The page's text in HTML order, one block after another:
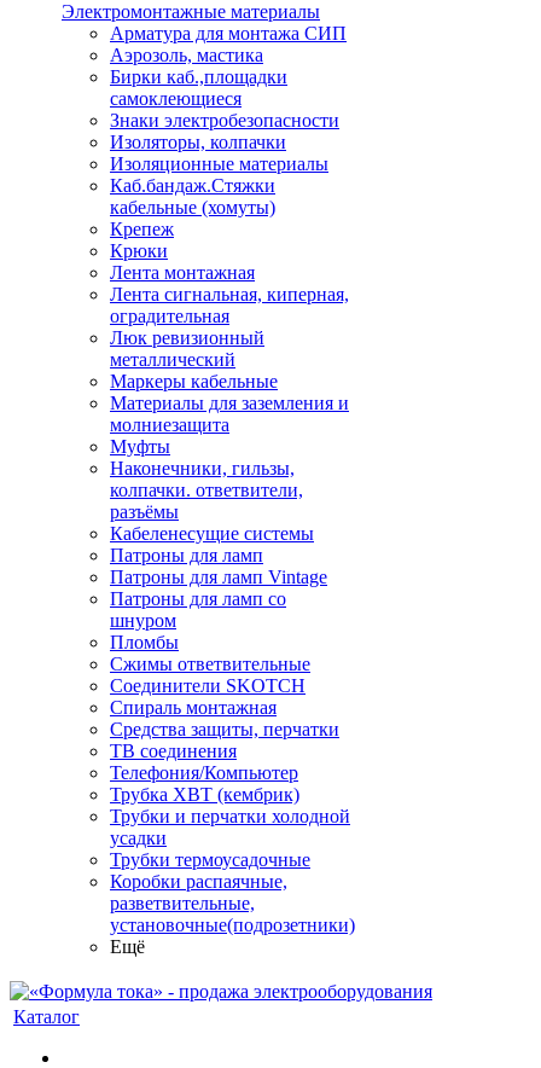
Электромонтажные материалы
Арматура для монтажа СИП
Аэрозоль, мастика
Бирки каб.,площадки
самоклеющиеся
Знаки электробезопасности
Изоляторы, колпачки
Изоляционные материалы
Каб.бандаж.Стяжки
кабельные (хомуты)
Крепеж
Крюки
Лента монтажная
Лента сигнальная, киперная,
оградительная
Люк ревизионный
металлический
Маркеры кабельные
Материалы для заземления и
молниезащита
Муфты
Наконечники, гильзы,
колпачки. ответвители,
разъёмы
Кабеленесущие системы
Патроны для ламп
Патроны для ламп Vintage
Патроны для ламп со
шнуром
Пломбы
Сжимы ответвительные
Соединители SKOTCH
Спираль монтажная
Средства защиты, перчатки
ТВ соединения
Телефония/Компьютер
Трубка ХВТ (кембрик)
Трубки и перчатки холодной
усадки
Трубки термоусадочные
Коробки распаячные,
разветвительные,
установочные(подрозетники)
Ещё
Каталог